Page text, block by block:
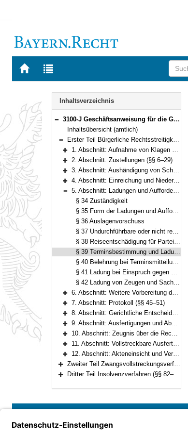
Zur
BAYERN.RECHT
Zur
letzten
Navigation
Inhaltsverzeichnis
Bereich reduzieren
3100-J Geschäftsanweisung für die Geschäftsstellen der Gerichte in bürgerlichen Rechtsstreitigkeiten, Zwangsvollstreckungs- und Insolvenzverfahren (GAbRZwIns) Bekanntmachung des Bayerischen Staatsministeriums der Justiz und für Verbraucherschutz vom 2. November 2010, Az. 1463 - I - 3789/2008 (JMBl. S. 110) (§§ 1–90)
Inhaltsübersicht (amtlich)
Bereich reduzieren
Erster Teil Bürgerliche Rechtsstreitigkeiten (§§ 1–72)
Bereich erweitern
1. Abschnitt: Aufnahme von Klagen und Anträgen (§§ 1–5)
Bereich erweitern
2. Abschnitt: Zustellungen (§§ 6–29)
Bereich erweitern
3. Abschnitt: Aushändigung von Schriftstücken, formlose Mitteilungen (§§ 30–31)
Bereich erweitern
4. Abschnitt: Einreichung und Niederlegung von Schrift- und Beweisstücken (§§ 32–33)
Bereich reduzieren
5. Abschnitt: Ladungen und Aufforderungen (§§ 34–42)
§ 34 Zuständigkeit
§ 35 Form der Ladungen und Aufforderungen, Aktenvermerk
§ 36 Auslagenvorschuss
§ 37 Undurchführbare oder nicht rechtzeitige Ladung oder Aufforderung
§ 38 Reiseentschädigung für Parteien, Auslagenvorschuss für Zeugen und Sachverständige
§ 39 Terminsbestimmung und Ladung der Parteien
§ 40 Belehrung bei Terminsmitteilung im amtsgerichtlichen Verfahren
§ 41 Ladung bei Einspruch gegen Vollstreckungsbescheid
§ 42 Ladung von Zeugen und Sachverständigen
Bereich erweitern
6. Abschnitt: Weitere Vorbereitung der mündlichen Verhandlung (§§ 43–44)
Bereich erweitern
7. Abschnitt: Protokoll (§§ 45–51)
Bereich erweitern
8. Abschnitt: Gerichtliche Entscheidungen (§§ 52–56)
Bereich erweitern
9. Abschnitt: Ausfertigungen und Abschriften (Ablichtungen) von Entscheidungen und Vergleichen (§§ 57–62)
Bereich erweitern
10. Abschnitt: Zeugnis über die Rechtskraft (§§ 63–65)
Bereich erweitern
11. Abschnitt: Vollstreckbare Ausfertigungen (§§ 66–70)
Bereich erweitern
12. Abschnitt: Akteneinsicht und Verfahrensauskünfte (§§ 71–72)
Bereich erweitern
Zweiter Teil Zwangsvollstreckungsverfahren (§§ 73–81)
Dritter Teil Insolvenzverfahren (§§ 82–90)
Barrierefreiheit